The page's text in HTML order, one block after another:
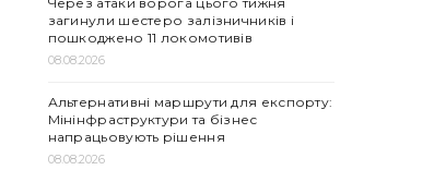
загинули шестеро залізничників і
пошкоджено 11 локомотивів
08.08.2026
Альтернативні маршрути для експорту:
Мінінфраструктури та бізнес
напрацьовують рішення
08.08.2026